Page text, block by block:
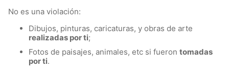
No es una violación:
Dibujos, pinturas, caricaturas, y obras de arte
realizadas por ti;
Fotos de paisajes, animales, etc si fueron tomadas
por ti.